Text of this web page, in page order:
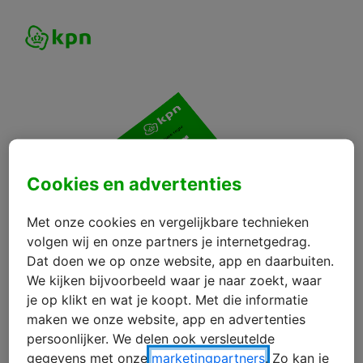
Cookies en advertenties
Met onze cookies en vergelijkbare technieken
volgen wij en onze partners je internetgedrag.
Dat doen we op onze website, app en daarbuiten.
We kijken bijvoorbeeld waar je naar zoekt, waar
je op klikt en wat je koopt. Met die informatie
maken we onze website, app en advertenties
persoonlijker. We delen ook versleutelde
gegevens met onze marketingpartners. Zo kan je